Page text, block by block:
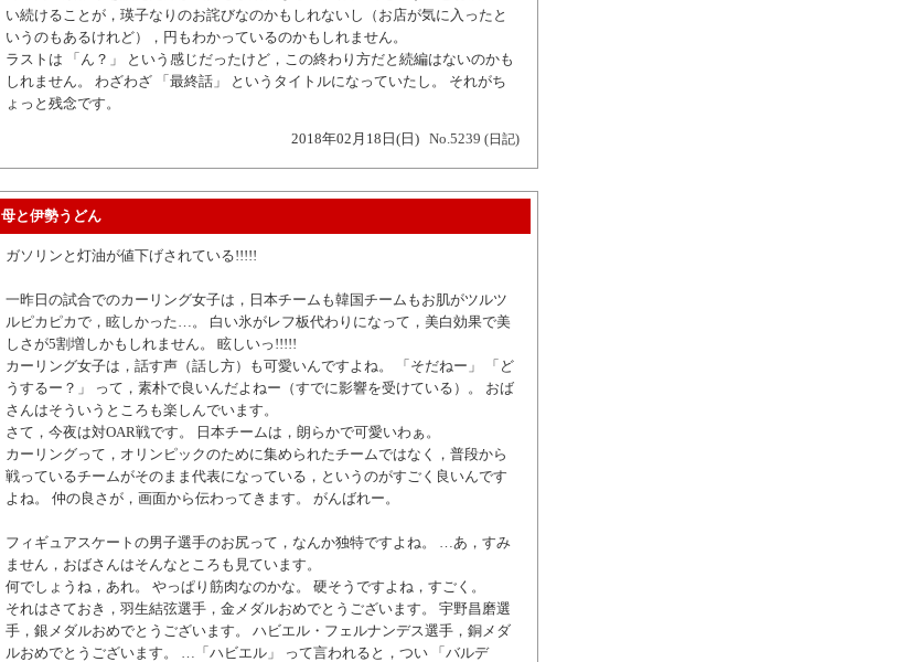
い続けることが，瑛子なりのお詫びなのかもしれないし（お店が気に入ったと
いうのもあるけれど），円もわかっているのかもしれません。
ラストは 「ん？」 という感じだったけど，この終わり方だと続編はないのかも
しれません。 わざわざ 「最終話」 というタイトルになっていたし。 それがち
ょっと残念です。
2018年02月18日(日) No.5239 (日記)
母と伊勢うどん
ガソリンと灯油が値下げされている!!!!!
一昨日の試合でのカーリング女子は，日本チームも韓国チームもお肌がツルツ
ルピカピカで，眩しかった…。 白い氷がレフ板代わりになって，美白効果で美
しさが5割増しかもしれません。 眩しいっ!!!!!
カーリング女子は，話す声（話し方）も可愛いんですよね。 「そだねー」 「ど
うするー？」 って，素朴で良いんだよねー（すでに影響を受けている）。 おば
さんはそういうところも楽しんでいます。
さて，今夜は対OAR戦です。 日本チームは，朗らかで可愛いわぁ。
カーリングって，オリンピックのために集められたチームではなく，普段から
戦っているチームがそのまま代表になっている，というのがすごく良いんです
よね。 仲の良さが，画面から伝わってきます。 がんばれー。
フィギュアスケートの男子選手のお尻って，なんか独特ですよね。 …あ，すみ
ません，おばさんはそんなところも見ています。
何でしょうね，あれ。 やっぱり筋肉なのかな。 硬そうですよね，すごく。
それはさておき，羽生結弦選手，金メダルおめでとうございます。 宇野昌磨選
手，銀メダルおめでとうございます。 ハビエル・フェルナンデス選手，銅メダ
ルおめでとうございます。 …「ハビエル」 って言われると，つい 「バルデ